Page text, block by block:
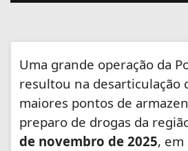
Uma grande operação da
resultou na desarticulação
maiores pontos de
preparo de drogas da
de novembro de 2025, em